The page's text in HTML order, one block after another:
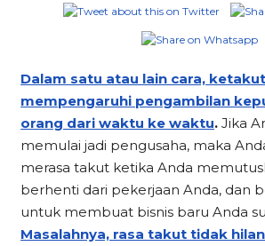
Dalam satu atau lain cara,
mempengaruhi pengambilan
orang dari waktu ke waktu. Jika
memulai jadi pengusaha, maka
merasa takut ketika Anda
berhenti dari pekerjaan Anda, dan
untuk membuat bisnis baru Anda
Masalahnya, rasa takut tidak